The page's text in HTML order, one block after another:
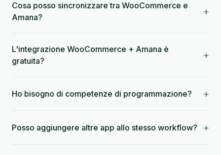
Cosa posso sincronizzare tra WooCommerce e
Amana?
+
L'integrazione WooCommerce + Amana è
gratuita?
+
Ho bisogno di competenze di programmazione? +
Posso aggiungere altre app allo stesso workflow? +